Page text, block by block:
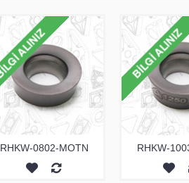
RHKW-0802-MOTN RHKW-